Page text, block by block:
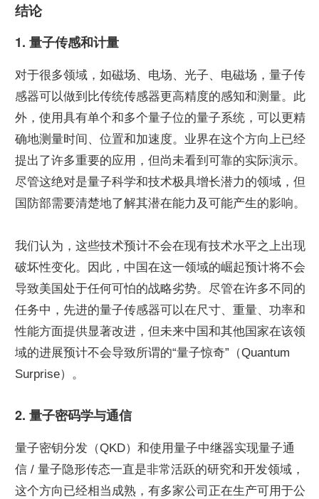
结论
1. 量子传感和计量
对于很多领域，如磁场、电场、光子、电磁场，量子传
感器可以做到比传统传感器更高精度的感知和测量。此
外，使用具有单个和多个量子位的量子系统，可以更精
确地测量时间、位置和加速度。业界在这个方向上已经
提出了许多重要的应用，但尚未看到可靠的实际演示。
尽管这绝对是量子科学和技术极具增长潜力的领域，但
国防部需要清楚地了解其潜在能力及可能产生的影响。
我们认为，这些技术预计不会在现有技术水平之上出现
破坏性变化。因此，中国在这一领域的崛起预计将不会
导致美国处于任何可怕的战略劣势。尽管在许多不同的
任务中，先进的量子传感器可以在尺寸、重量、功率和
性能方面提供显著改进，但未来中国和其他国家在该领
域的进展预计不会导致所谓的“量子惊奇”（Quantum
Surprise）。
2. 量子密码学与通信
量子密钥分发（QKD）和使用量子中继器实现量子通
信 / 量子隐形传态一直是非常活跃的研究和开发领域，
这个方向已经相当成熟，有多家公司正在生产可用于公